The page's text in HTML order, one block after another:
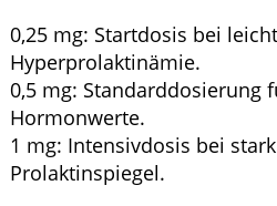
0,25 mg: Startdosis bei
Hyperprolaktinämie.
0,5 mg: Standarddosierung
Hormonwerte.
1 mg: Intensivdosis bei
Prolaktinspiegel.